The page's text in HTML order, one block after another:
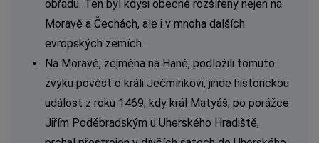
obřadu. Ten byl kdysi obecně rozšířený nejen na
Moravě a Čechách, ale i v mnoha dalších
evropských zemích.
Na Moravě, zejména na Hané, podložili tomuto
zvyku pověst o králi Ječmínkovi, jinde historickou
událost z roku 1469, kdy král Matyáš, po porážce
Jiřím Poděbradským u Uherského Hradiště,